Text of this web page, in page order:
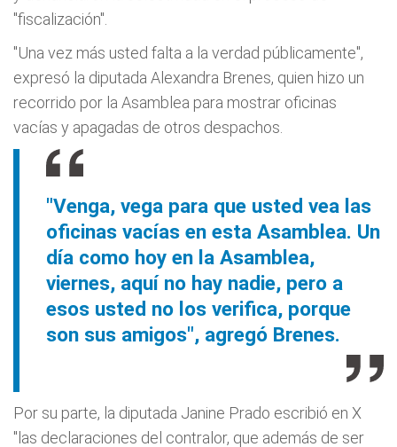
"fiscalización".
"Una vez más usted falta a la verdad públicamente",
expresó la diputada Alexandra Brenes, quien hizo un
recorrido por la Asamblea para mostrar oficinas
vacías y apagadas de otros despachos.
"Venga, vega para que usted vea las
oficinas vacías en esta Asamblea. Un
día como hoy en la Asamblea,
viernes, aquí no hay nadie, pero a
esos usted no los verifica, porque
son sus amigos", agregó Brenes.
Por su parte, la diputada Janine Prado escribió en X
"las declaraciones del contralor, que además de ser